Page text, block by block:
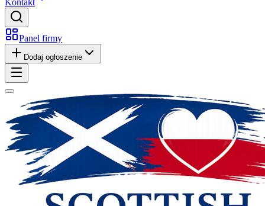
Kontakt
Panel firmy
Dodaj ogłoszenie